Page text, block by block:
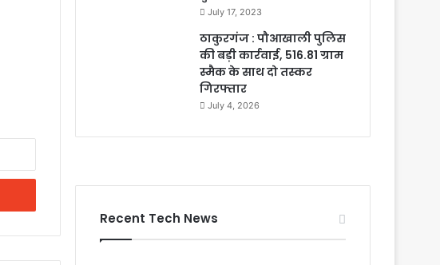
July 17, 2023
ठाकुरगंज : पौआखाली पुलिस
की बड़ी कार्रवाई, 516.81 ग्राम
स्मैक के साथ दो तस्कर
गिरफ्तार
July 4, 2026
Recent Tech News